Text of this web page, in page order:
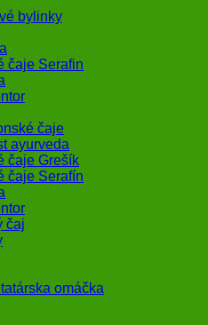
bylinky
čaje Serafin
čaje
ayurveda
čaje Grešík
čaje Serafín
čaj
omáčka